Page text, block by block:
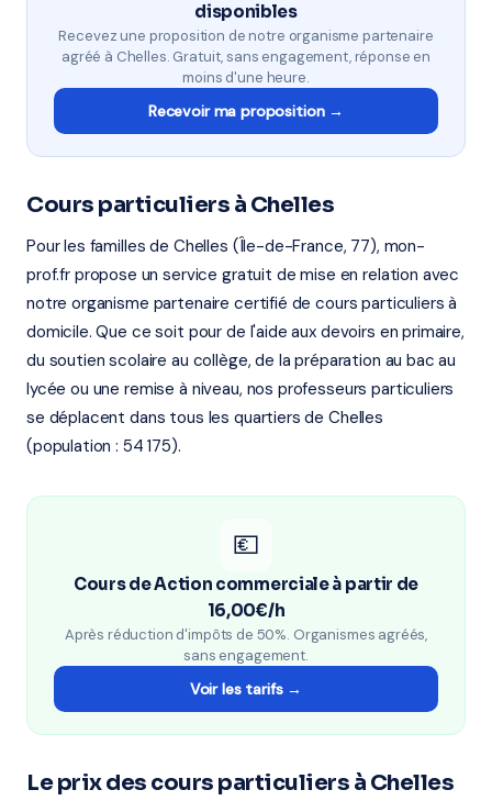
disponibles
Recevez une proposition de notre organisme partenaire
agréé à Chelles. Gratuit, sans engagement, réponse en
moins d'une heure.
Recevoir ma proposition →
Cours particuliers à Chelles
Pour les familles de Chelles (Île-de-France, 77), mon-
prof.fr propose un service gratuit de mise en relation avec
notre organisme partenaire certifié de cours particuliers à
domicile. Que ce soit pour de l'aide aux devoirs en primaire,
du soutien scolaire au collège, de la préparation au bac au
lycée ou une remise à niveau, nos professeurs particuliers
se déplacent dans tous les quartiers de Chelles
(population : 54 175).
💶
Cours de Action commerciale à partir de
16,00€/h
Après réduction d'impôts de 50%. Organismes agréés,
sans engagement.
Voir les tarifs →
Le prix des cours particuliers à Chelles